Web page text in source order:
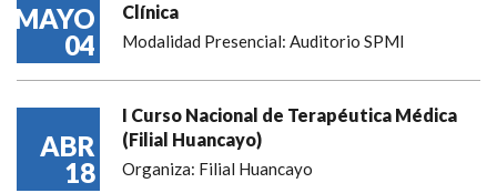
MAYO
04
Clínica
Modalidad Presencial: Auditorio SPMI
ABR
18
I Curso Nacional de Terapéutica Médica
(Filial Huancayo)
Organiza: Filial Huancayo